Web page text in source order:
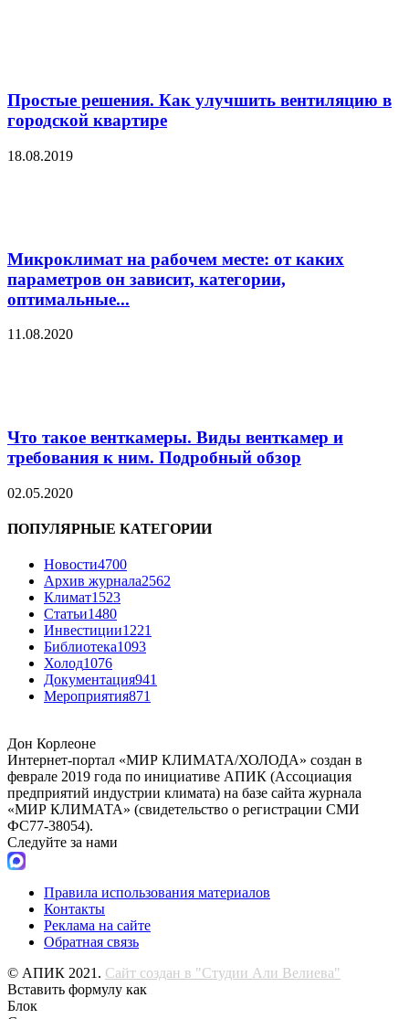
Простые решения. Как улучшить вентиляцию в
городской квартире
18.08.2019
Микроклимат на рабочем месте: от каких
параметров он зависит, категории,
оптимальные...
11.08.2020
Что такое венткамеры. Виды венткамер и
требования к ним. Подробный обзор
02.05.2020
ПОПУЛЯРНЫЕ КАТЕГОРИИ
Новости4700
Архив журнала2562
Климат1523
Статьи1480
Инвестиции1221
Библиотека1093
Холод1076
Документация941
Мероприятия871
Дон Корлеоне
Интернет-портал «МИР КЛИМАТА/ХОЛОДА» создан в
феврале 2019 года по инициативе АПИК (Ассоциация
предприятий индустрии климата) на базе сайта журнала
«МИР КЛИМАТА» (свидетельство о регистрации СМИ
ФС77-38054).
Следуйте за нами
Правила использования материалов
Контакты
Реклама на сайте
Обратная связь
© АПИК 2021. Сайт создан в "Студии Али Велиева"
Вставить формулу как
Блок